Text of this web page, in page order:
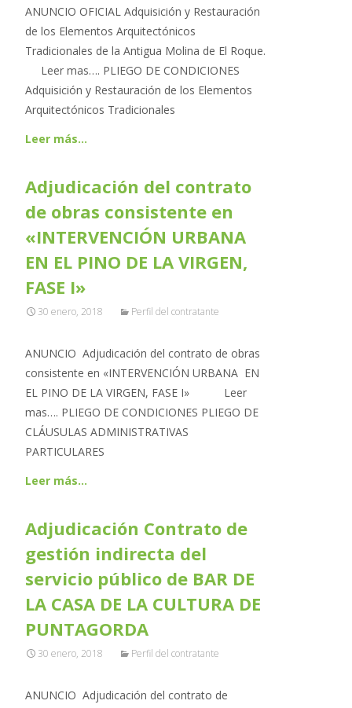
ANUNCIO OFICIAL Adquisición y Restauración
de los Elementos Arquitectónicos
Tradicionales de la Antigua Molina de El Roque.
Leer mas…. PLIEGO DE CONDICIONES
Adquisición y Restauración de los Elementos
Arquitectónicos Tradicionales
Leer más…
Adjudicación del contrato
de obras consistente en
«INTERVENCIÓN URBANA
EN EL PINO DE LA VIRGEN,
FASE I»
30 enero, 2018 Perfil del contratante
ANUNCIO Adjudicación del contrato de obras
consistente en «INTERVENCIÓN URBANA EN
EL PINO DE LA VIRGEN, FASE I» Leer
mas…. PLIEGO DE CONDICIONES PLIEGO DE
CLÁUSULAS ADMINISTRATIVAS
PARTICULARES
Leer más…
Adjudicación Contrato de
gestión indirecta del
servicio público de BAR DE
LA CASA DE LA CULTURA DE
PUNTAGORDA
30 enero, 2018 Perfil del contratante
ANUNCIO Adjudicación del contrato de